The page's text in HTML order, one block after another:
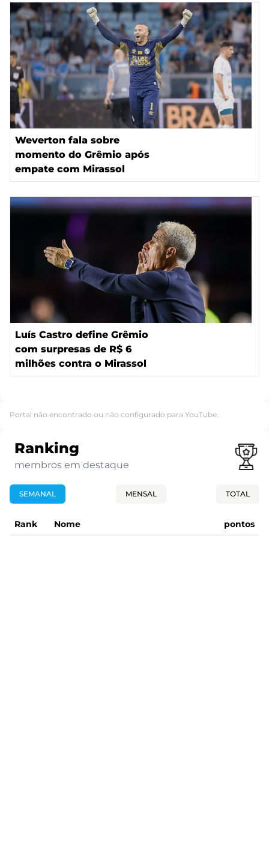
Weverton fala sobre
momento do Grêmio após
empate com Mirassol
Luís Castro define Grêmio
com surpresas de R$ 6
milhões contra o Mirassol
Portal não encontrado ou não configurado para YouTube.
Ranking
membros em destaque
SEMANAL MENSAL TOTAL
Rank Nome pontos